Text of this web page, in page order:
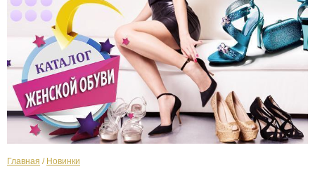
Главная / Новинки